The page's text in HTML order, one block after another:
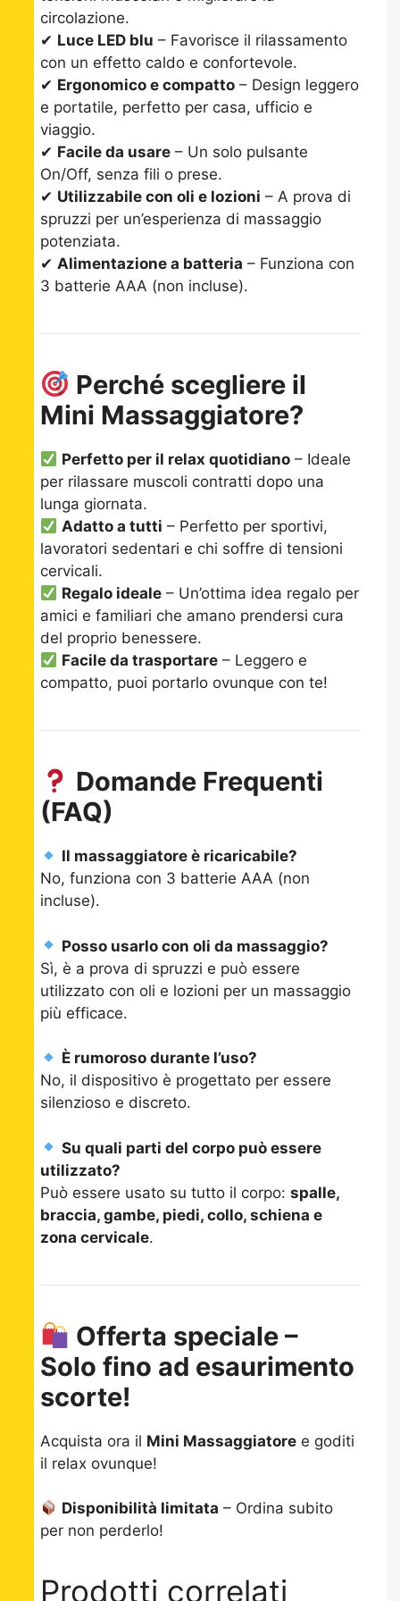
circolazione.
✔ Luce LED blu – Favorisce il rilassamento
con un effetto caldo e confortevole.
✔ Ergonomico e compatto – Design leggero
e portatile, perfetto per casa, ufficio e
viaggio.
✔ Facile da usare – Un solo pulsante
On/Off, senza fili o prese.
✔ Utilizzabile con oli e lozioni – A prova di
spruzzi per un’esperienza di massaggio
potenziata.
✔ Alimentazione a batteria – Funziona con
3 batterie AAA (non incluse).
Perché scegliere il
Mini Massaggiatore?
Perfetto per il relax quotidiano – Ideale
per rilassare muscoli contratti dopo una
lunga giornata.
Adatto a tutti – Perfetto per sportivi,
lavoratori sedentari e chi soffre di tensioni
cervicali.
Regalo ideale – Un’ottima idea regalo per
amici e familiari che amano prendersi cura
del proprio benessere.
Facile da trasportare – Leggero e
compatto, puoi portarlo ovunque con te!
Domande Frequenti
(FAQ)
Il massaggiatore è ricaricabile?
No, funziona con 3 batterie AAA (non
incluse).
Posso usarlo con oli da massaggio?
Sì, è a prova di spruzzi e può essere
utilizzato con oli e lozioni per un massaggio
più efficace.
È rumoroso durante l’uso?
No, il dispositivo è progettato per essere
silenzioso e discreto.
Su quali parti del corpo può essere
utilizzato?
Può essere usato su tutto il corpo: spalle,
braccia, gambe, piedi, collo, schiena e
zona cervicale.
Offerta speciale –
Solo fino ad esaurimento
scorte!
Acquista ora il Mini Massaggiatore e goditi
il relax ovunque!
Disponibilità limitata – Ordina subito
per non perderlo!
Prodotti correlati